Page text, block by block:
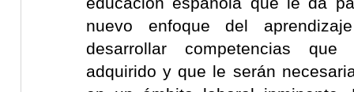
nuevo enfoque del
desarrollar competencias
adquirido y que le serán